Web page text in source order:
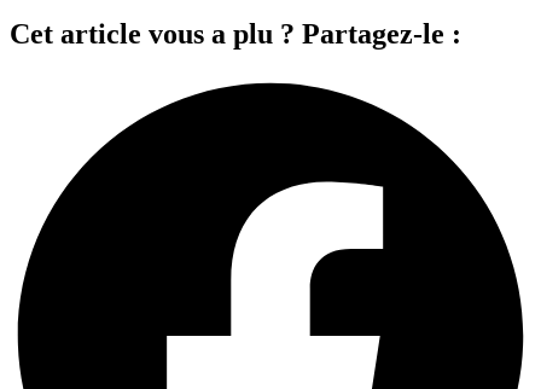
Cet article vous a plu ? Partagez-le :